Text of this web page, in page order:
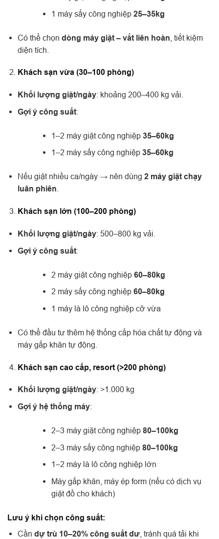
1 máy sấy công nghiệp 25–35kg
Có thể chọn dòng máy giặt – vắt liên hoàn , tiết kiệm
diện tích.
Khách sạn vừa (30–100 phòng)
Khối lượng giặt/ngày: khoảng 200–400 kg vải.
Gợi ý công suất:
1–2 máy giặt công nghiệp 35–60kg
1–2 máy sấy công nghiệp 35–60kg
Nếu giặt nhiều ca/ngày → nên dùng 2 máy giặt chạy
luân phiên
Khách sạn lớn (100–200 phòng)
Khối lượng giặt/ngày: 500–800 kg vải.
Gợi ý công suất:
2 máy giặt công nghiệp 60–80kg
2 máy sấy công nghiệp 60–80kg
1 máy là lô công nghiệp cỡ vừa
Có thể đầu tư thêm hệ thống cấp hóa chất tự động và
máy gấp khăn tự động.
Khách sạn cao cấp, resort (>200 phòng)
Khối lượng giặt/ngày: >1.000 kg
Gợi ý hệ thống máy:
2–3 máy giặt công nghiệp 80–100kg
2–3 máy sấy công nghiệp 80–100kg
1–2 máy là lô công nghiệp lớn
Máy gấp khăn, máy ép form (nếu có dịch vụ
giặt đồ cho khách)
Lưu ý khi chọn công suất:
Cần dự trù 10–20% công suất dư, tránh quá tải khi